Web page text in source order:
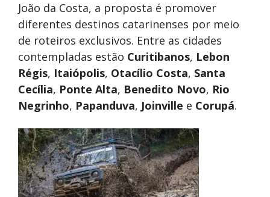
João da Costa, a proposta é promover
diferentes destinos catarinenses por meio
de roteiros exclusivos. Entre as cidades
contempladas estão Curitibanos, Lebon
Régis, Itaiópolis, Otacílio Costa, Santa
Cecília, Ponte Alta, Benedito Novo, Rio
Negrinho, Papanduva, Joinville e Corupá.